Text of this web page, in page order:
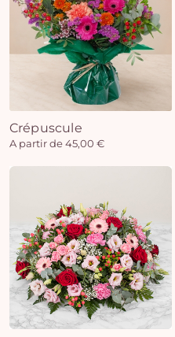
Crépuscule
A partir de 45,00 €